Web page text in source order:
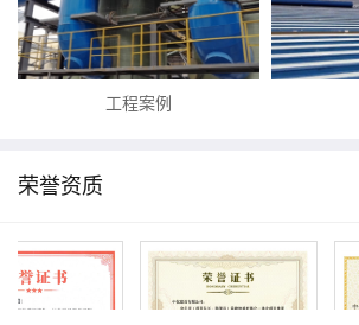
工程案例
荣誉资质